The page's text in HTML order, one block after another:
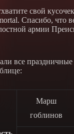
свой
Спасибо, что
армии
все
Марш
гоблинов